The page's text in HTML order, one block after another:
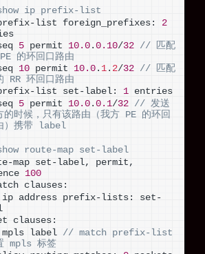
ip prefix-list
list foreign_prefixes: 2
5 permit 10.0 .0.10/32 // 匹配
的环回口路由
10 permit 10.0 . 1 . 2/32 // 匹配
RR 环回口路由
list set-label: 1 entries
5 permit 10.0 .0.1/32 // 发送
的时候，只有该路由（我方 PE 的环回
）携带 label
route-map set-label
map set-label, permit,
100
clauses:
ip address prefix-lists: set-
clauses:
mpls label
// match prefix-list
mpls 标签